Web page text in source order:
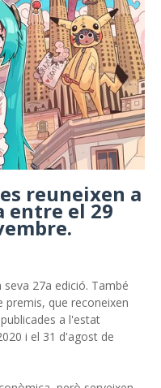
reuneixen a
entre el 29
27a edició. També
premis, que reconeixen
a l'estat
i el 31 d'agost de